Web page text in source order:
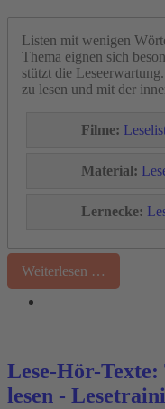
Listen mit wenigen
Thema eignen sich
stützt die
zu lesen und mit der
Filme:
Material:
Lernecke:
Weiterlesen …
Lese-Hör-
lesen -